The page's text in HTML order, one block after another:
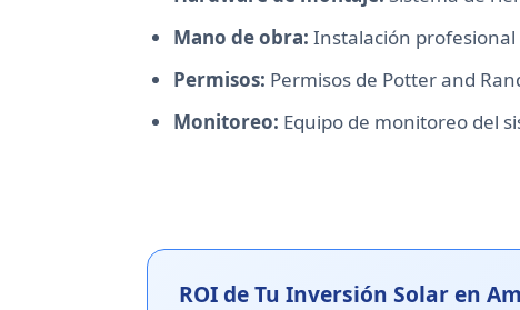
Mano de obra: Instalación profesional
Permisos: Permisos de Potter and
Monitoreo: Equipo de monitoreo del
ROI de Tu Inversión Solar en